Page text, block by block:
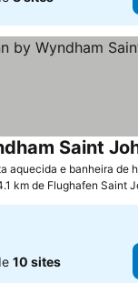
aquecida e banheira de
Saint
km de Flughafen Saint
10 sites